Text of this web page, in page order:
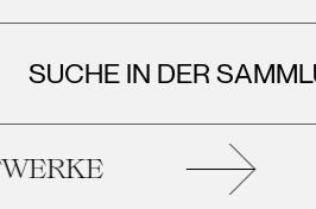
SUCHE IN DER